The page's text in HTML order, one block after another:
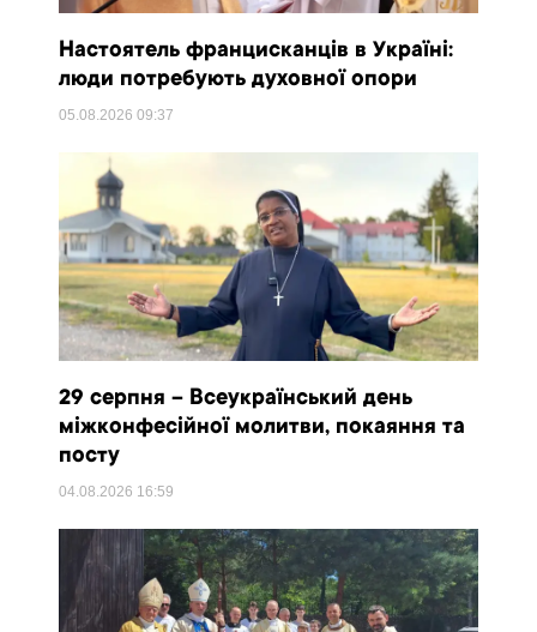
Настоятель францисканців в Україні:
люди потребують духовної опори
05.08.202609:37
29 серпня – Всеукраїнський день
міжконфесійної молитви, покаяння та
посту
04.08.2026 16:59